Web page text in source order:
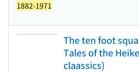
1882-1971
The ten foot
Tales of the
claassics)